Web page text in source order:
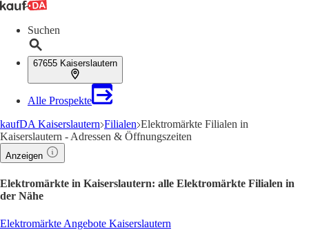
Suchen
67655 Kaiserslautern
Alle Prospekte
kaufDA Kaiserslautern Filialen Elektromärkte Filialen in
Kaiserslautern - Adressen & Öffnungszeiten
Anzeigen
Elektromärkte in Kaiserslautern: alle Elektromärkte Filialen in
der Nähe
Elektromärkte Angebote Kaiserslautern